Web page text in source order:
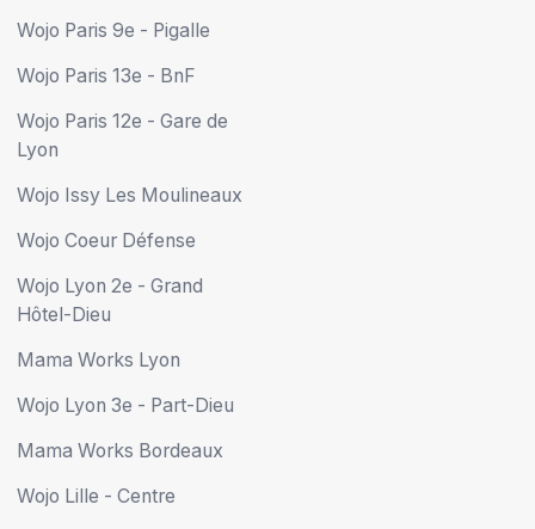
Wojo Paris 9e - Pigalle
Wojo Paris 13e - BnF
Wojo Paris 12e - Gare de
Lyon
Wojo Issy Les Moulineaux
Wojo Coeur Défense
Wojo Lyon 2e - Grand
Hôtel-Dieu
Mama Works Lyon
Wojo Lyon 3e - Part-Dieu
Mama Works Bordeaux
Wojo Lille - Centre